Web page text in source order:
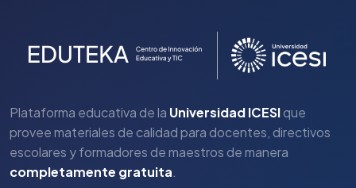
Plataforma educativa de la Universidad ICESIque
provee materiales de calidad para docentes, directivos
escolares y formadores de maestros de manera
completamente gratuita.